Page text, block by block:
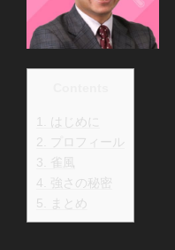
1.
はじめに
2.
プロフィール
3.
雀風
4.
強さの秘密
5.
まとめ